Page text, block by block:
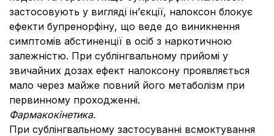
застосовують у вигляді ін’єкції, налоксон блокує
ефекти бупренорфіну, що веде до виникнення
симптомів абстиненції в осіб з наркотичною
залежністю. При сублінгвальному прийомі у
звичайних дозах ефект налоксону проявляється
мало через майже повний його метаболізм при
первинному проходженні.
Фармакокінетика.
При сублінгвальному застосуванні всмоктування